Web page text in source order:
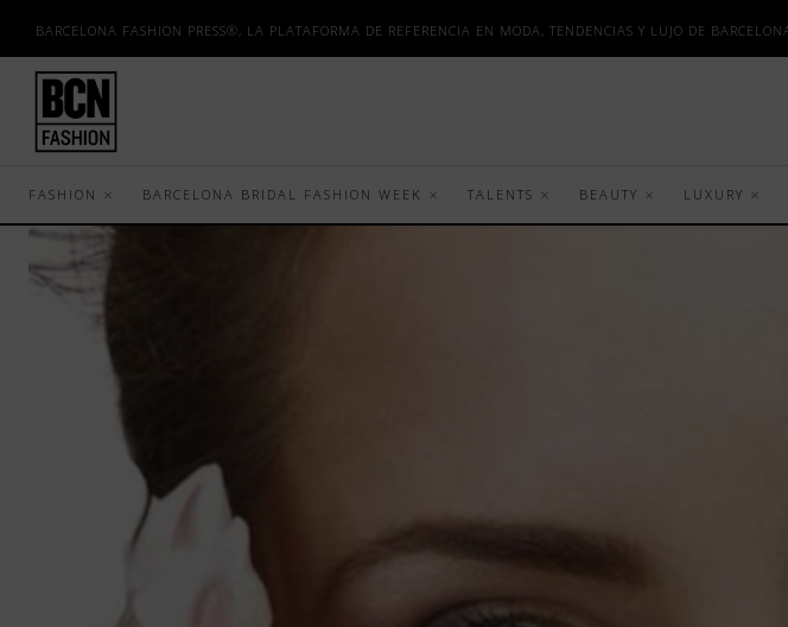
BARCELONA FASHION PRESS®, LA PLATAFORMA DE REFERENCIA EN MODA, TENDENCIAS Y LUJO DE
FASHION BARCELONA BRIDAL FASHION WEEK TALENTS BEAUTY LUXURY